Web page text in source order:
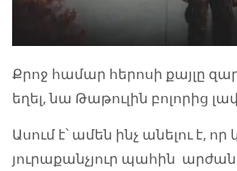
Քրոջ համար հերոսի քայլը
եղել, նա Թաթուլին բոլորից
Ասում է՝ ամեն ինչ անելու է, որ
յուրաքանչյուր պահին